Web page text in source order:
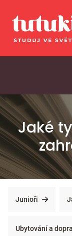
Jaké
Junioři
Ubytování a